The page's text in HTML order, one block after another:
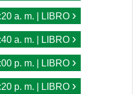
a. m. | LIBRO ›
a. m. | LIBRO ›
p. m. | LIBRO ›
p. m. | LIBRO ›